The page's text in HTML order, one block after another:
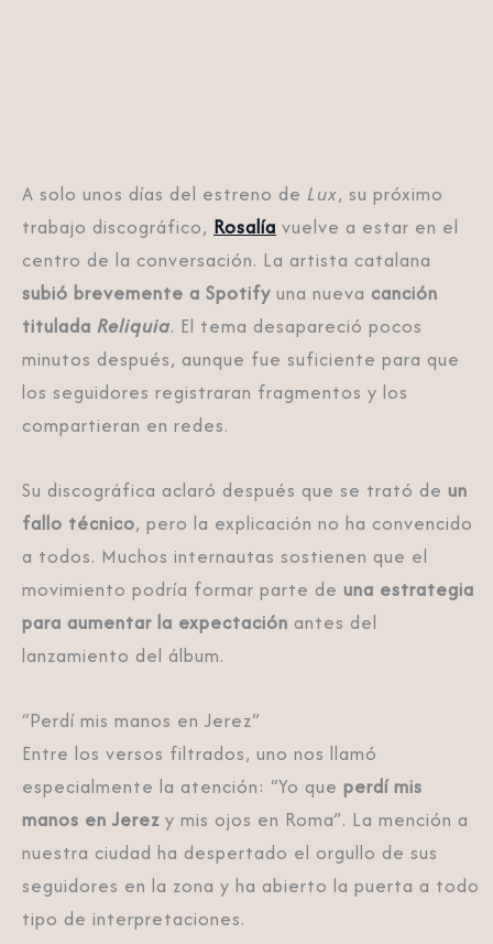
A solo unos días del estreno de Lux, su próximo
trabajo discográfico, Rosalía vuelve a estar en el
centro de la conversación. La artista catalana
subió brevemente a Spotify una nueva canción
titulada Reliquia. El tema desapareció pocos
minutos después, aunque fue suficiente para que
los seguidores registraran fragmentos y los
compartieran en redes.
Su discográfica aclaró después que se trató de un
fallo técnico, pero la explicación no ha convencido
a todos. Muchos internautas sostienen que el
movimiento podría formar parte de una estrategia
para aumentar la expectación antes del
lanzamiento del álbum.
“Perdí mis manos en Jerez”
Entre los versos filtrados, uno nos llamó
especialmente la atención: “Yo que perdí mis
manos en Jerez y mis ojos en Roma”. La mención a
nuestra ciudad ha despertado el orgullo de sus
seguidores en la zona y ha abierto la puerta a todo
tipo de interpretaciones.